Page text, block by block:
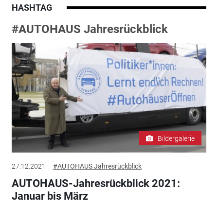
HASHTAG
#AUTOHAUS Jahresrückblick
Bildergalerie
27.12.2021 #AUTOHAUS Jahresrückblick
AUTOHAUS-Jahresrückblick 2021:
Januar bis März